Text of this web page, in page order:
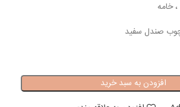
خامه
صندل سفید
افزودن به سبد خرید